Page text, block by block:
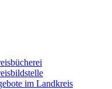
im Landkreis